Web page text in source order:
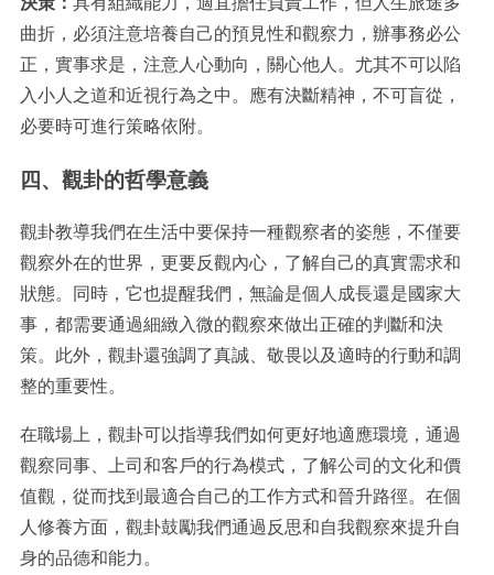
曲折，必須注意培養自己的預見性和觀察力，辦事務必公
正，實事求是，注意人心動向，關心他人。尤其不可以陷
入小人之道和近視行為之中。應有決斷精神，不可盲從，
必要時可進行策略依附。
四、觀卦的哲學意義
觀卦教導我們在生活中要保持一種觀察者的姿態，不僅要
觀察外在的世界，更要反觀內心，了解自己的真實需求和
狀態。同時，它也提醒我們，無論是個人成長還是國家大
事，都需要通過細緻入微的觀察來做出正確的判斷和決
策。此外，觀卦還強調了真誠、敬畏以及適時的行動和調
整的重要性。
在職場上，觀卦可以指導我們如何更好地適應環境，通過
觀察同事、上司和客戶的行為模式，了解公司的文化和價
值觀，從而找到最適合自己的工作方式和晉升路徑。在個
人修養方面，觀卦鼓勵我們通過反思和自我觀察來提升自
身的品德和能力。